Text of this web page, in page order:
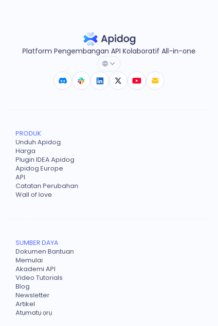
Platform Pengembangan API Kolaboratif All-in-one
PRODUK
Unduh Apidog
Harga
Plugin IDEA Apidog
Apidog Europe
API
Catatan Perubahan
Wall of love
SUMBER DAYA
Dokumen Bantuan
Memulai
Akademi API
Video Tutorials
Blog
Newsletter
Artikel
Atụmatụ ọrụ